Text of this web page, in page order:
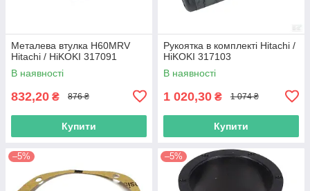
Металева втулка H60MRV
Hitachi / HiKOKI 317091
В наявності
832,20 ₴ 876 ₴
Купити
Рукоятка в комплекті Hitachi /
HiKOKI 317103
В наявності
1 020,30 ₴ 1 074 ₴
Купити
–5% –5%